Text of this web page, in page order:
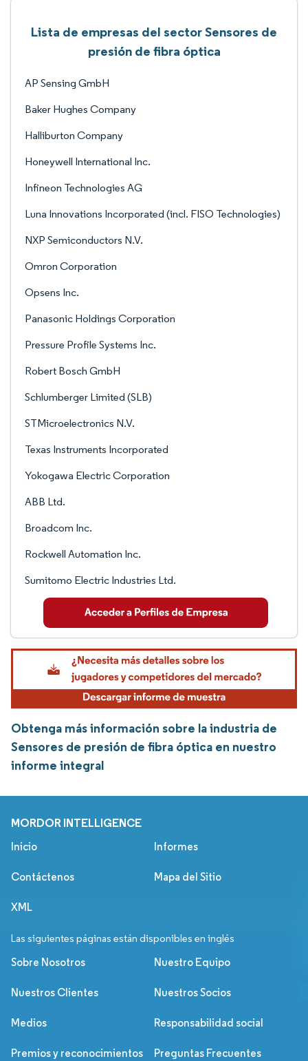
Lista de empresas del sector Sensores de
presión de fibra óptica
AP Sensing GmbH
Baker Hughes Company
Halliburton Company
Honeywell International Inc.
Infineon Technologies AG
Luna Innovations Incorporated (incl. FISO Technologies)
NXP Semiconductors N.V.
Omron Corporation
Opsens Inc.
Panasonic Holdings Corporation
Pressure Profile Systems Inc.
Robert Bosch GmbH
Schlumberger Limited (SLB)
STMicroelectronics N.V.
Texas Instruments Incorporated
Yokogawa Electric Corporation
ABB Ltd.
Broadcom Inc.
Rockwell Automation Inc.
Sumitomo Electric Industries Ltd.
Obtenga más información sobre la industria de
Sensores de presión de fibra óptica en nuestro
informe integral
MORDOR INTELLIGENCE
Inicio Informes
Contáctenos Mapa del Sitio
XML
Las siguientes páginas están disponibles en inglés
Sobre Nosotros Nuestro Equipo
Nuestros Clientes Nuestros Socios
Medios Responsabilidad social
Premios y reconocimientos Preguntas Frecuentes